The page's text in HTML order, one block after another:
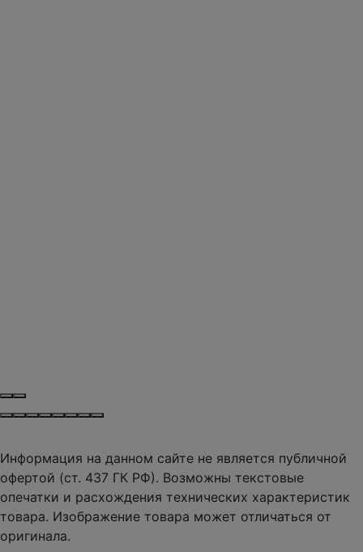
Информация на данном сайте не является публичной
офертой (ст. 437 ГК РФ). Возможны текстовые
опечатки и расхождения технических характеристик
товара. Изображение товара может отличаться от
оригинала.